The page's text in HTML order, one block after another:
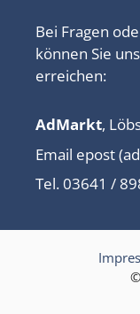
Bei Fragen
können Sie
erreichen:
AdMarkt,
Email epost
Tel. 03641 /